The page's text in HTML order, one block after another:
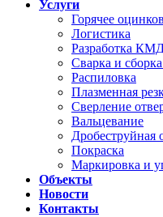
Услуги
Горячее
Логистика
Разработка
Сварка и
Распиловка
Плазменная
Сверление
Вальцевание
Дробеструйная
Покраска
Маркировка и
Объекты
Новости
Контакты